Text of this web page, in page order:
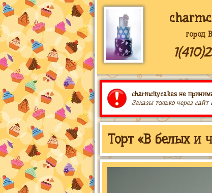
город
charmcitycakes не
Заказы только через
Торт «В белых и